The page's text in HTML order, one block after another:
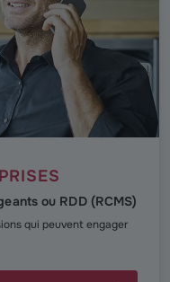
ou RDD (RCMS)
qui peuvent engager